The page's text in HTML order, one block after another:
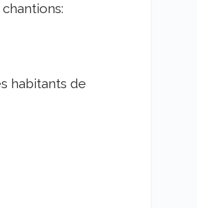
habitants de